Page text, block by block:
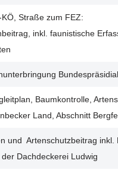
Straße zum FEZ:
inkl. faunistische
Baumkontrolle,
Land, Abschnitt
und Artenschutzbeitrag
Dachdeckerei Ludwig